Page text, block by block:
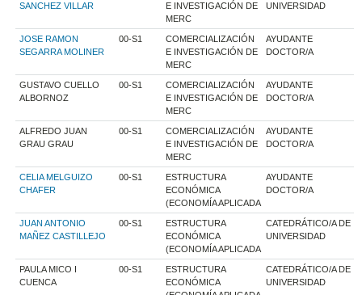
SANCHEZ VILLAR
E INVESTIGACIÓN DE
MERC
UNIVERSIDAD
JOSE RAMON
SEGARRA MOLINER
00-S1
COMERCIALIZACIÓN
E INVESTIGACIÓN DE
MERC
AYUDANTE
DOCTOR/A
GUSTAVO CUELLO
ALBORNOZ
00-S1
COMERCIALIZACIÓN
E INVESTIGACIÓN DE
MERC
AYUDANTE
DOCTOR/A
ALFREDO JUAN
GRAU GRAU
00-S1
COMERCIALIZACIÓN
E INVESTIGACIÓN DE
MERC
AYUDANTE
DOCTOR/A
CELIA MELGUIZO
CHAFER
00-S1
ESTRUCTURA
ECONÓMICA
(ECONOMÍA APLICADA
AYUDANTE
DOCTOR/A
JUAN ANTONIO
MAÑEZ CASTILLEJO
00-S1
ESTRUCTURA
ECONÓMICA
(ECONOMÍA APLICADA
CATEDRÁTICO/A DE
UNIVERSIDAD
PAULA MICO I
CUENCA
00-S1
ESTRUCTURA
ECONÓMICA
CATEDRÁTICO/A DE
UNIVERSIDAD